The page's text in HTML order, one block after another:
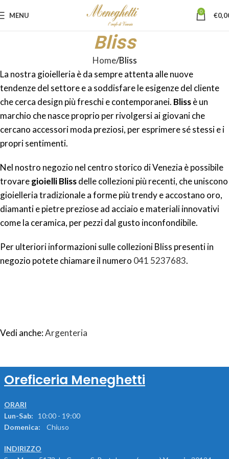
MENU 0 €
Bliss
Home Bliss
La nostra gioielleria è da sempre attenta alle nuove
tendenze del settore e a soddisfare le esigenze del cliente
che cerca design più freschi e contemporanei. Blissè un
marchio che nasce proprio per rivolgersi ai giovani che
cercano accessori moda preziosi, per esprimere sé stessi e i
propri sentimenti.
Nel nostro negozio nel centro storico di Venezia è possibile
trovaregioielli Blissdelle collezioni più recenti, che uniscono
gioielleria tradizionale a forme più trendy e accostano oro,
diamanti e pietre preziose ad acciaio e materiali innovativi
come la ceramica, per pezzi dal gusto inconfondibile.
Per ulteriori informazioni sulle collezioni Bliss presenti in
negozio potete chiamare il numero 041 5237683.
Vedi anche:Argenteria
Oreficeria Meneghetti
ORARI
Lun-Sab: 10:00 - 19:00
Domenica:
Chiuso
INDIRIZZO